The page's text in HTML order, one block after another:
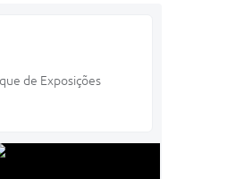
de Exposições